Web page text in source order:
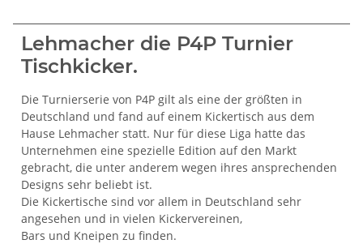
Lehmacher die P4P Turnier
Tischkicker.
Die Turnierserie von P4P gilt als eine der größten in
Deutschland und fand auf einem Kickertisch aus dem
Hause Lehmacher statt. Nur für diese Liga hatte das
Unternehmen eine spezielle Edition auf den Markt
gebracht, die unter anderem wegen ihres ansprechenden
Designs sehr beliebt ist.
Die Kickertische sind vor allem in Deutschland sehr
angesehen und in vielen Kickervereinen,
Bars und Kneipen zu finden.